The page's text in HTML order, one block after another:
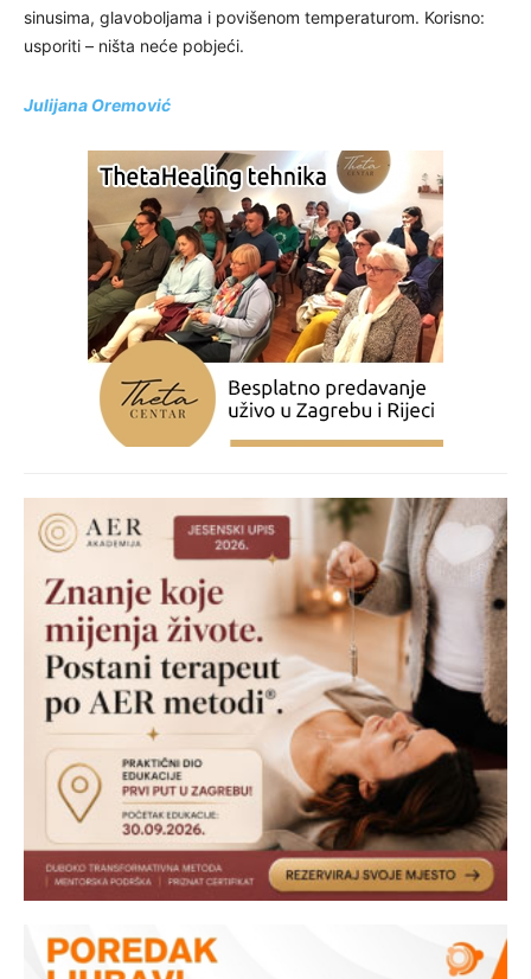
sinusima, glavoboljama i povišenom temperaturom. Korisno:
usporiti – ništa neće pobjeći.
Julijana Oremović